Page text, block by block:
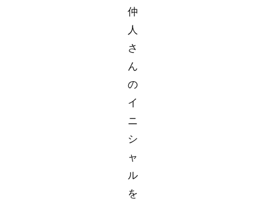
仲
人
さ
ん
の
イ
ニ
シ
ャ
ル
を